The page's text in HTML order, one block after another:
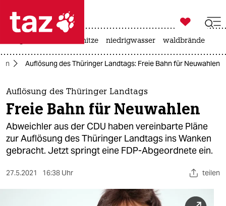
 taz zahl ich
taz zahl ich
themen
politik
öko
gesellschaft

taz zahl ich
hitze niedrigwasser waldbrände
Auflösung des Thüringer Landtags: Freie Bahn für Neuwahlen
Auflösung des Thüringer Landtags
Freie Bahn für Neuwahlen
Abweichler aus der CDU haben vereinbarte Pläne
zur Auflösung des Thüringer Landtags ins Wanken
gebracht. Jetzt springt eine FDP-Abgeordnete ein.
27.5.2021 16:38 Uhr teilen